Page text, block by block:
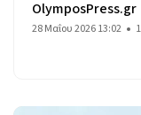
OlymposPress.gr
28 Μαΐου 2026 13:02